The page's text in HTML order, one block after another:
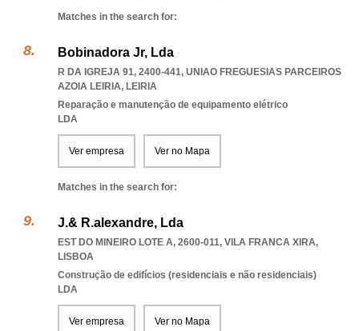
Matches in the search for:
Bobinadora Jr, Lda
R DA IGREJA 91, 2400-441, UNIAO FREGUESIAS PARCEIROS
AZOIA LEIRIA, LEIRIA
Reparação e manutenção de equipamento elétrico
LDA
Ver empresa Ver no Mapa
Matches in the search for:
J.& R.alexandre, Lda
EST DO MINEIRO LOTE A, 2600-011, VILA FRANCA XIRA,
LISBOA
Construção de edifícios (residenciais e não residenciais)
LDA
Ver empresa Ver no Mapa